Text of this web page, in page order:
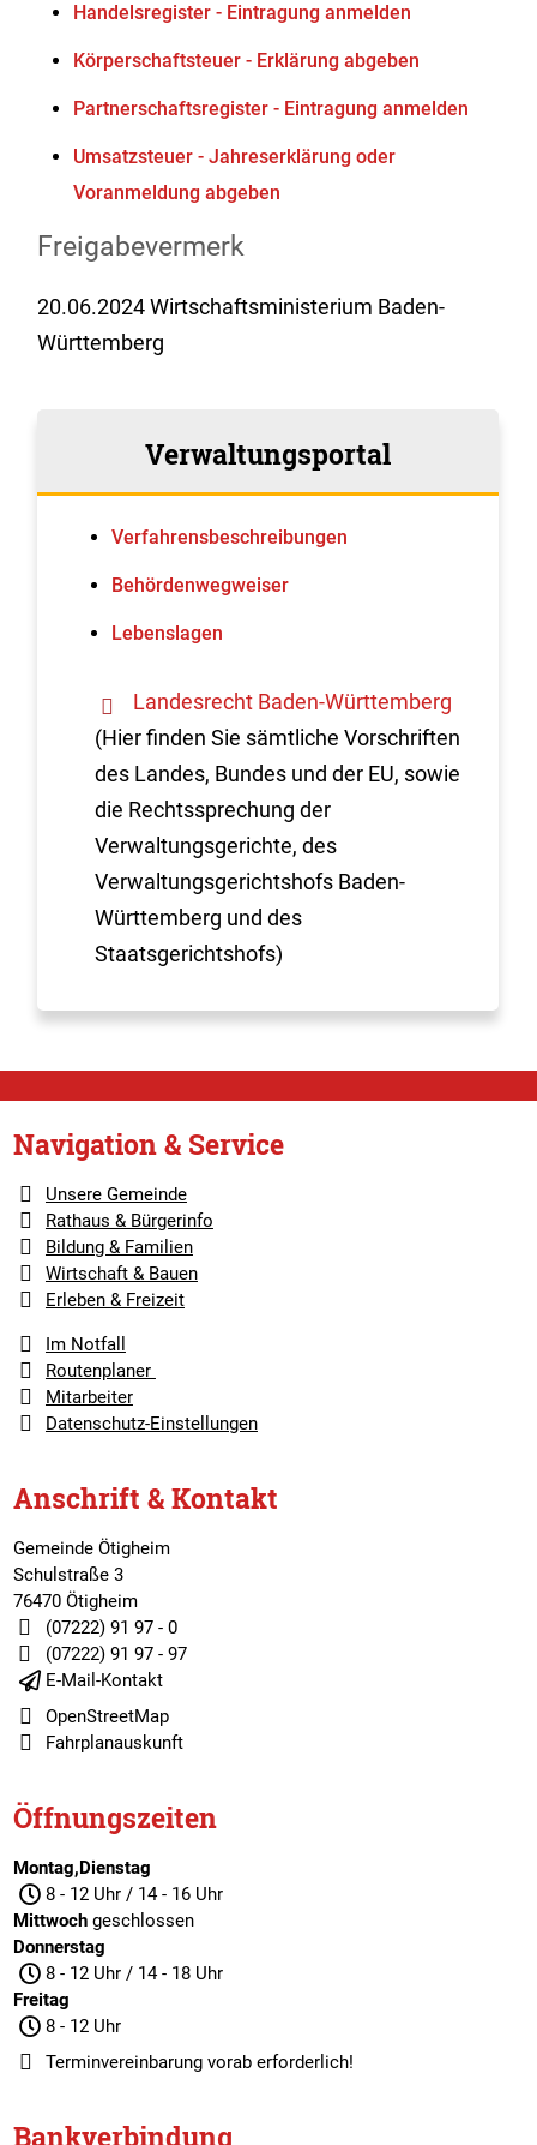
Handelsregister - Eintragung anmelden
Körperschaftsteuer - Erklärung abgeben
Partnerschaftsregister - Eintragung anmelden
Umsatzsteuer - Jahreserklärung oder
Voranmeldung abgeben
Freigabevermerk
20.06.2024 Wirtschaftsministerium Baden-
Württemberg
Verwaltungsportal
Verfahrens­beschreibungen
Behördenwegweiser
Lebenslagen
Landesrecht Baden-Württemberg
(Hier finden Sie sämtliche Vorschriften
des Landes, Bundes und der EU, sowie
die Rechtssprechung der
Verwaltungsgerichte, des
Verwaltungsgerichtshofs Baden-
Württemberg und des
Staatsgerichtshofs)
Navigation & Service
Unsere Gemeinde
Rathaus & Bürgerinfo
Bildung & Familien
Wirtschaft & Bauen
Erleben & Freizeit
Im Notfall
Routenplaner
Mitarbeiter
Datenschutz-Einstellungen
Anschrift & Kontakt
Gemeinde Ötigheim
Schulstraße 3
76470 Ötigheim
(07222) 91 97 - 0
(07222) 91 97 - 97
E-Mail-Kontakt
OpenStreetMap
Fahrplanauskunft
Öffnungszeiten
Montag,Dienstag
8 - 12 Uhr / 14 - 16 Uhr
Mittwochgeschlossen
Donnerstag
8 - 12 Uhr / 14 - 18 Uhr
Freitag
8 - 12 Uhr
Terminvereinbarungvorab erforderlich!
Bankverbindung